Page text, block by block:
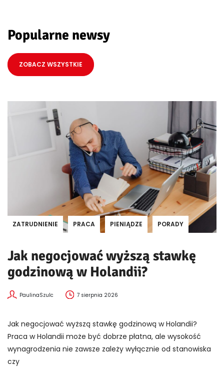
Popularne newsy
ZOBACZ WSZYSTKIE
ZATRUDNIENIE PRACA PIENIĄDZE PORADY
Jak negocjować wyższą stawkę
godzinową w Holandii?
PaulinaSzulc 7 sierpnia 2026
Jak negocjować wyższą stawkę godzinową w Holandii?
Praca w Holandii może być dobrze płatna, ale wysokość
wynagrodzenia nie zawsze zależy wyłącznie od stanowiska
czy